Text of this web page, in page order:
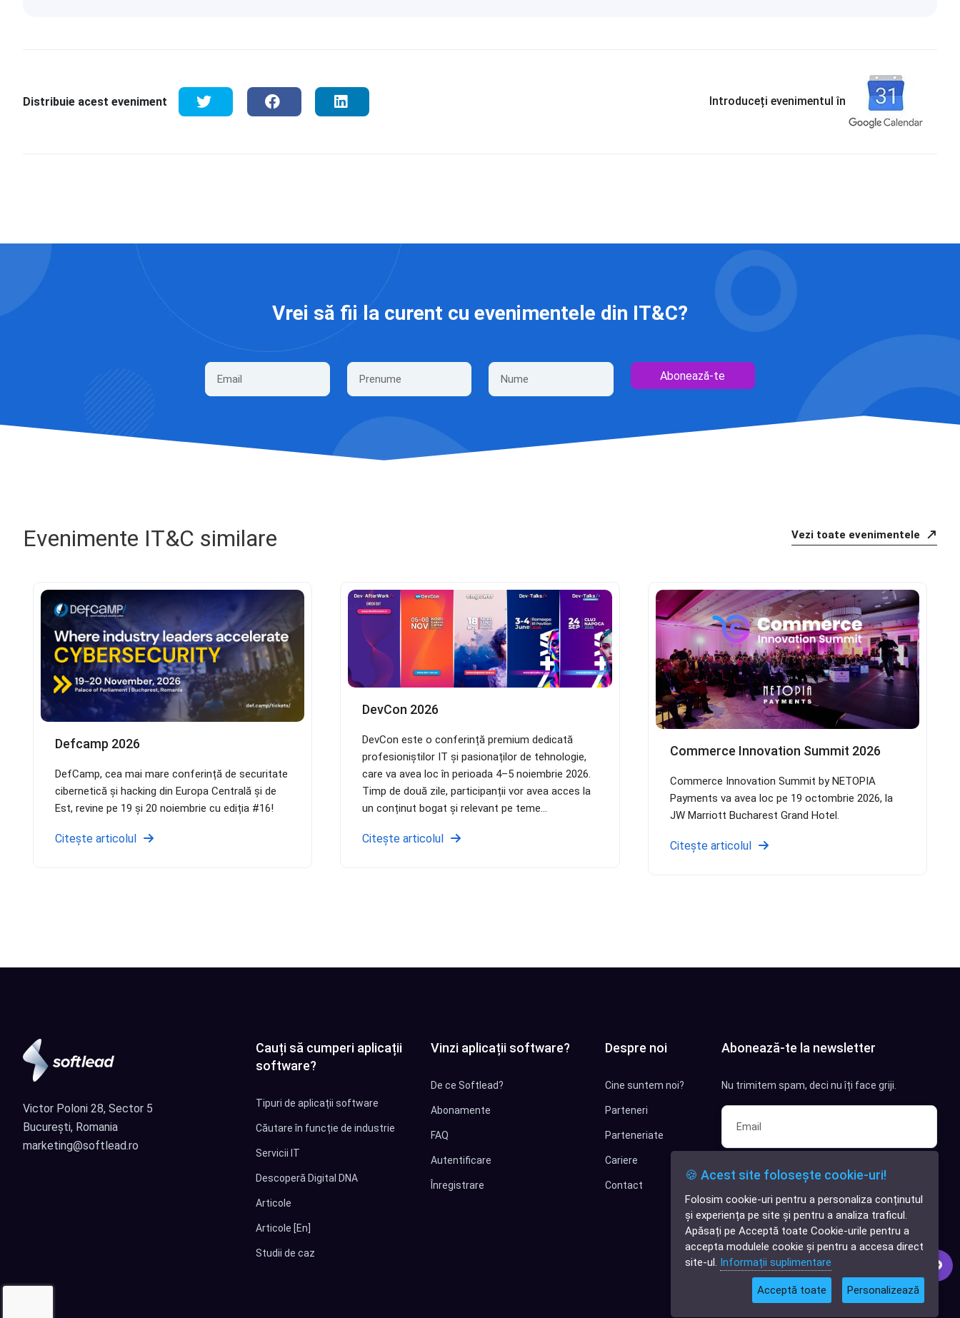
✕
Cauți o aplicație
software?
Distribuie acest eveniment Introduceți evenimentul în
Vrei să fii la curent cu evenimentele din IT&C?
Abonează-te
Evenimente IT&C similare Vezi toate evenimentele
Defcamp 2026
DefCamp, cea mai mare conferință de securitate
cibernetică și hacking din Europa Centrală și de
Est, revine pe 19 și 20 noiembrie cu ediția #16!
Citește articolul
DevCon 2026
DevCon este o conferință premium dedicată
profesioniștilor IT și pasionaților de tehnologie,
care va avea loc în perioada 4–5 noiembrie 2026.
Timp de două zile, participanții vor avea acces la
un conținut bogat și relevant pe teme...
Citește articolul
Commerce Innovation Summit 2026
Commerce Innovation Summit by NETOPIA
Payments va avea loc pe 19 octombrie 2026, la
JW Marriott Bucharest Grand Hotel.
Citește articolul
Victor Poloni 28, Sector 5
București, Romania
marketing@softlead.ro
Cauți să cumperi aplicații
software?
Tipuri de aplicații software
Căutare în funcție de industrie
Servicii IT
Descoperă Digital DNA
Articole
Articole [En]
Studii de caz
Vinzi aplicații software?
De ce Softlead?
Abonamente
FAQ
Autentificare
Înregistrare
Despre noi
Cine suntem noi?
Parteneri
Parteneriate
Cariere
Contact
Abonează-te la newsletter
Nu trimitem spam, deci nu îți face griji.
Sunt interesat de clienți pentru
compania mea IT
Sunt interesat de achiziții software
Abonează-te
🍪 Acest site folosește cookie-uri!
Folosim cookie-uri pentru a personaliza conținutul
și experiența pe site și pentru a analiza traficul.
Apăsați pe Acceptă toate Cookie-urile pentru a
accepta modulele cookie și pentru a accesa direct
site-ul. Informații suplimentare
Acceptă toate Personalizează